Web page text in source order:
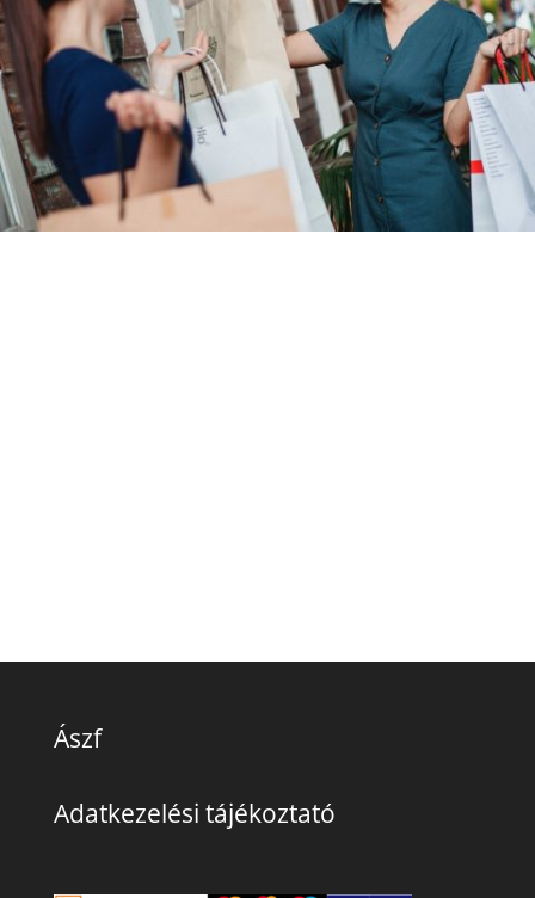
Ászf
Adatkezelési tájékoztató